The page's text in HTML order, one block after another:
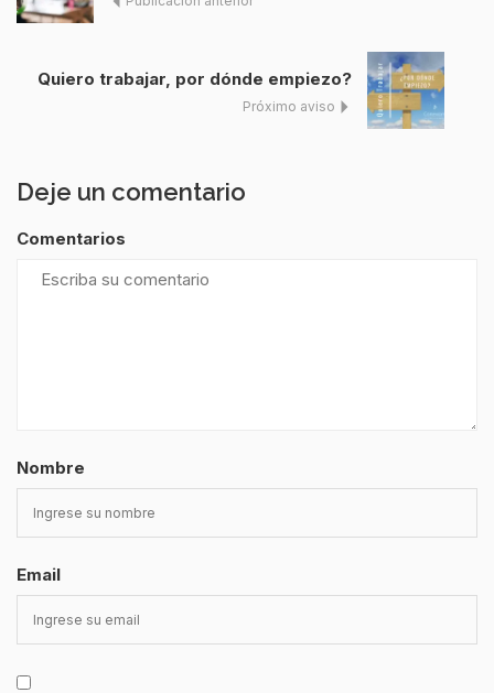
Quiero trabajar, por dónde empiezo?
Próximo aviso
Deje un comentario
Comentarios
Nombre
Email